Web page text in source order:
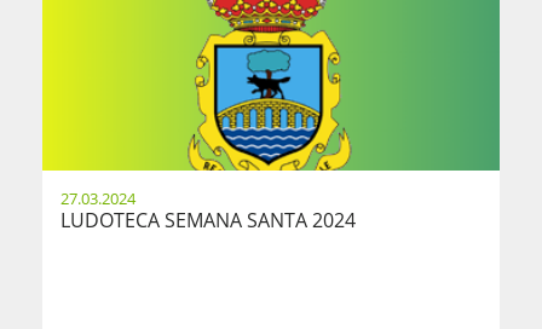
27.03.2024
LUDOTECA SEMANA SANTA 2024